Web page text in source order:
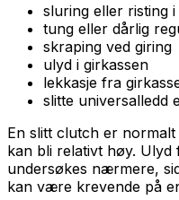
sluring eller risting
tung eller dårlig
skraping ved giring
ulyd i girkassen
lekkasje fra
slitte universalledd
En slitt clutch er
kan bli relativt høy.
undersøkes nærmere,
kan være krevende på